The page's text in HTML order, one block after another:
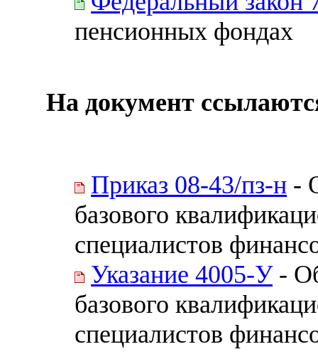
пенсионных фондах
На документ
Приказ 08-43/пз-н -
базового
специалистов
Указание 4005-У-
базового
специалистов